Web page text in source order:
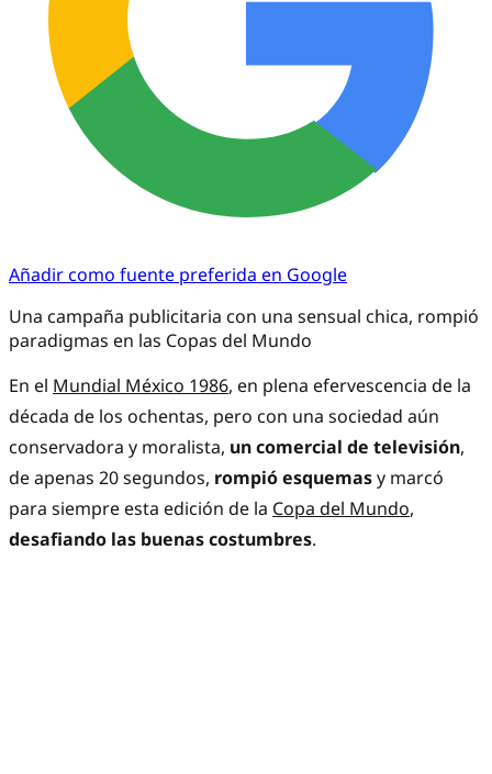
Añadir como fuente preferida en Google
Una campaña publicitaria con una sensual chica, rompió
paradigmas en las Copas del Mundo
En el Mundial México 1986, en plena efervescencia de la
década de los ochentas, pero con una sociedad aún
conservadora y moralista, un comercial de televisión,
de apenas 20 segundos, rompió esquemasy marcó
para siempre esta edición de la Copa del Mundo,
desafiando las buenas costumbres.